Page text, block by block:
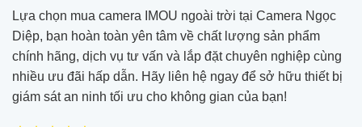
Lựa chọn mua camera IMOU ngoài trời tại Camera Ngọc
Diệp, bạn hoàn toàn yên tâm về chất lượng sản phẩm
chính hãng, dịch vụ tư vấn và lắp đặt chuyên nghiệp cùng
nhiều ưu đãi hấp dẫn. Hãy liên hệ ngay để sở hữu thiết bị
giám sát an ninh tối ưu cho không gian của bạn!